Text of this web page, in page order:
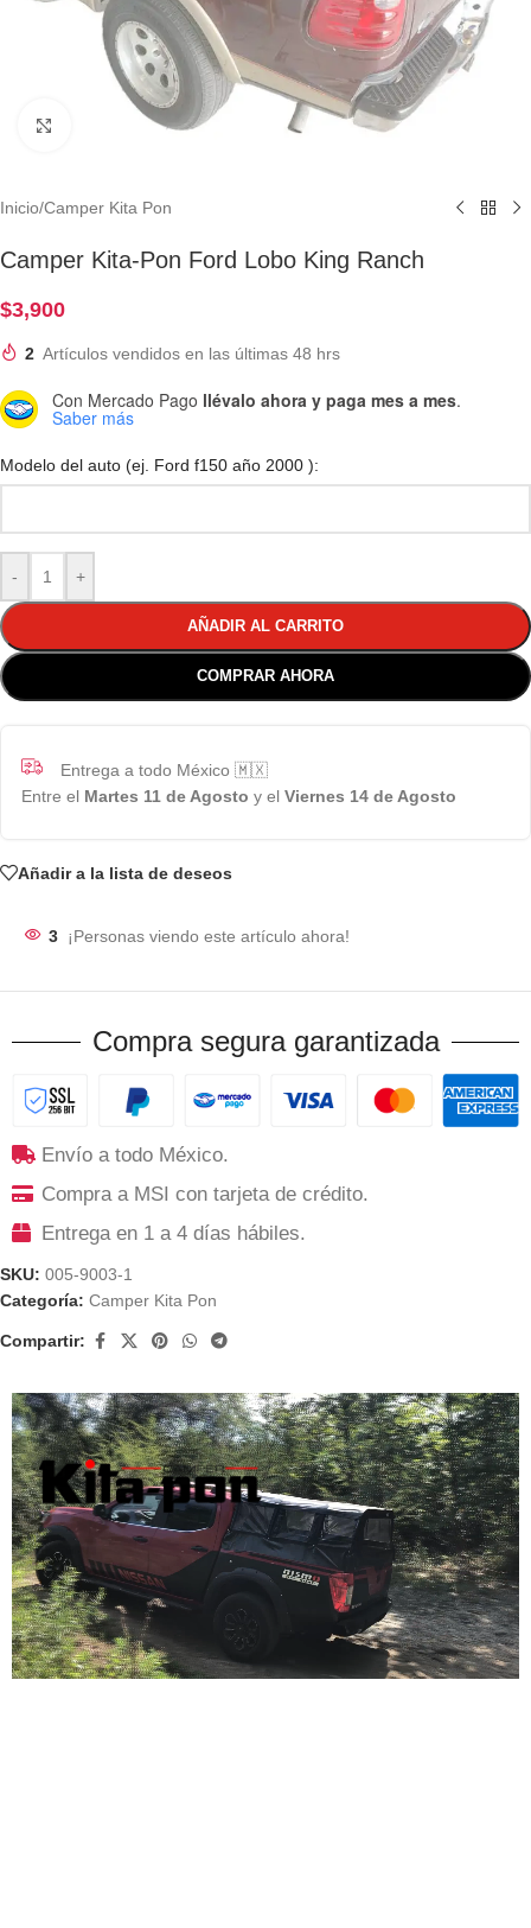
Clic para ampliar
Inicio/Camper Kita Pon
Camper Kita-Pon Ford Lobo King Ranch
$3,900
2 Artículos vendidos en las últimas 48 hrs
Con Mercado Pago llévalo ahora y paga mes a mes.
Saber más
Modelo del auto (ej. Ford f150 año 2000 ):
- +
AÑADIR AL CARRITO
COMPRAR AHORA
Entrega a todo México 🇲🇽
Entre el Martes 11 de Agosto y el Viernes 14 de Agosto
Añadir a la lista de deseos
3 ¡Personas viendo este artículo ahora!
Compra segura garantizada
Envío a todo México.
Compra a MSI con tarjeta de crédito.
Entrega en 1 a 4 días hábiles.
SKU: 005-9003-1
Categoría: Camper Kita Pon
Compartir: